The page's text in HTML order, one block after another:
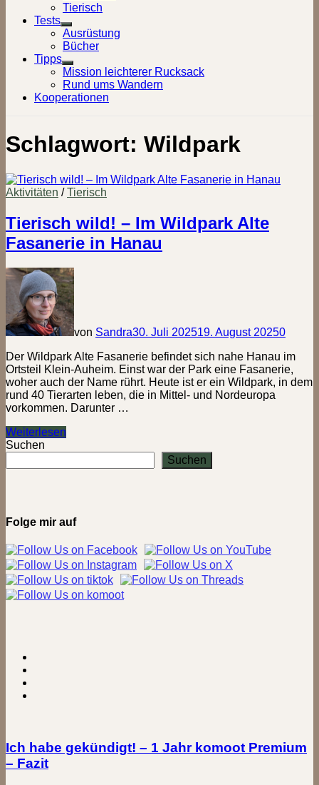
Tierisch
Tests
Show
sub
menu
Ausrüstung
Bücher
Tipps
Show
sub
menu
Mission leichterer Rucksack
Rund ums Wandern
Kooperationen
Schlagwort: Wildpark
Aktivitäten /Tierisch
Tierisch wild! – Im Wildpark Alte
Fasanerie in Hanau
von Sandra30. Juli 202519. August 20250
Der Wildpark Alte Fasanerie befindet sich nahe Hanau im
Ortsteil Klein-Auheim. Einst war der Park eine Fasanerie,
woher auch der Name rührt. Heute ist er ein Wildpark, in dem
rund 40 Tierarten leben, die in Mittel- und Nordeuropa
vorkommen. Darunter …
Tierisch
wild!
Im
in
Weiterlesen
Suchen
Suchen
Folge mir auf
Ich habe gekündigt! – 1 Jahr komoot Premium
– Fazit